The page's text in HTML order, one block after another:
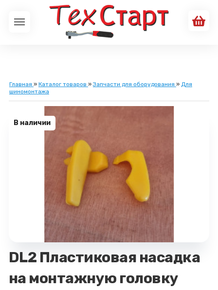
Главная » Каталог товаров »Запчасти для оборудования » Для
шиномонтажа
В наличии
DL2 Пластиковая насадка
на монтажную головку